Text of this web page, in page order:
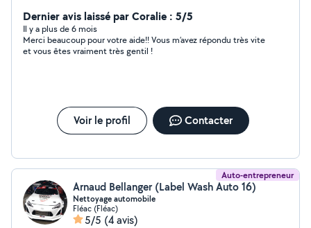
Dernier avis laissé par Coralie : 5/5
Il y a plus de 6 mois
Merci beaucoup pour votre aide!! Vous m’avez répondu très vite
et vous êtes vraiment très gentil !
Voir le profil Contacter
Auto-entrepreneur
Arnaud Bellanger (Label Wash Auto 16)
Nettoyage automobile
Fléac (Fléac)
5/5 (4 avis)